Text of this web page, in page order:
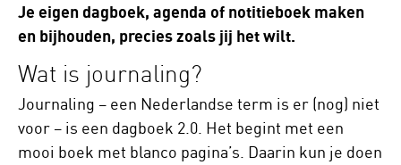
Je eigen dagboek, agenda of notitieboek maken
en bijhouden, precies zoals jij het wilt.
Wat is journaling?
Journaling – een Nederlandse term is er (nog) niet
voor – is een dagboek 2.0. Het begint met een
mooi boek met blanco pagina’s. Daarin kun je doen